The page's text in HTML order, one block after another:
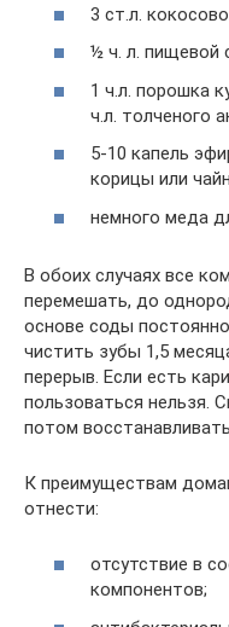
3 ст.л.
½ ч. л. пищевой
1 ч.л. порошка
ч.л. толченого
5-10 капель
корицы или
немного меда
В обоих случаях все
перемешать, до
основе соды
чистить зубы 1,5
перерыв. Если есть
пользоваться нельзя.
потом
К преимуществам
отнести:
отсутствие в
компонентов;